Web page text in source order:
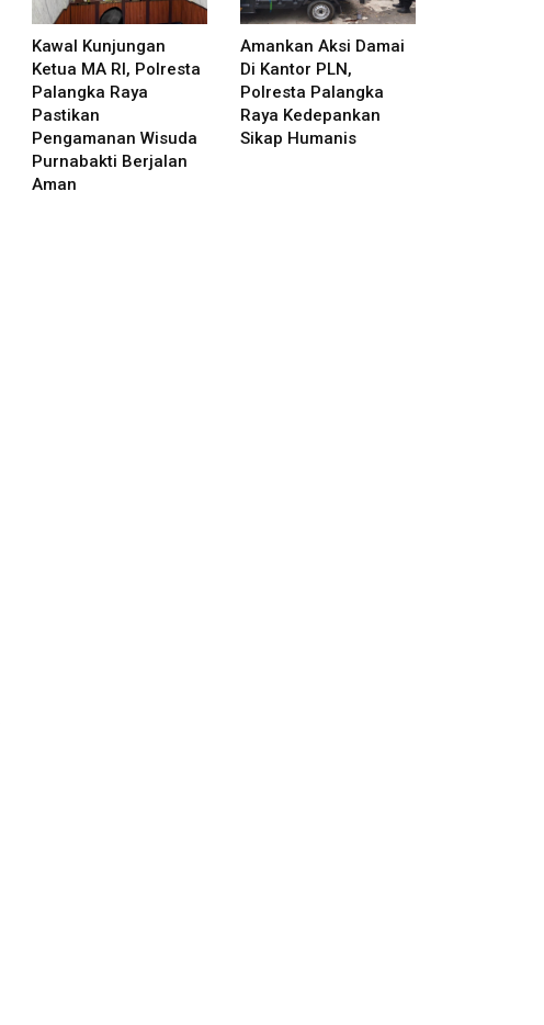
Kawal Kunjungan
Ketua MA RI, Polresta
Palangka Raya
Pastikan
Pengamanan Wisuda
Purnabakti Berjalan
Aman
Amankan Aksi Damai
Di Kantor PLN,
Polresta Palangka
Raya Kedepankan
Sikap Humanis